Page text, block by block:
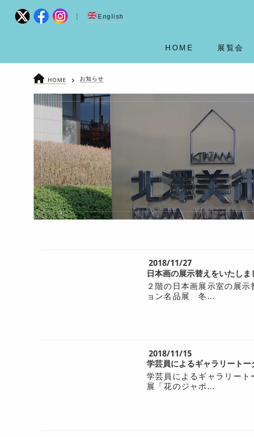
HOME 展覧会
English
HOME お知らせ
2018/11/27
日本画の展示替えをいたしま
２階の日本画展示室の展
ョン名品展 冬...
2018/11/15
学芸員によるギャラリートー
学芸員によるギャラリー
展「花のジャポ...